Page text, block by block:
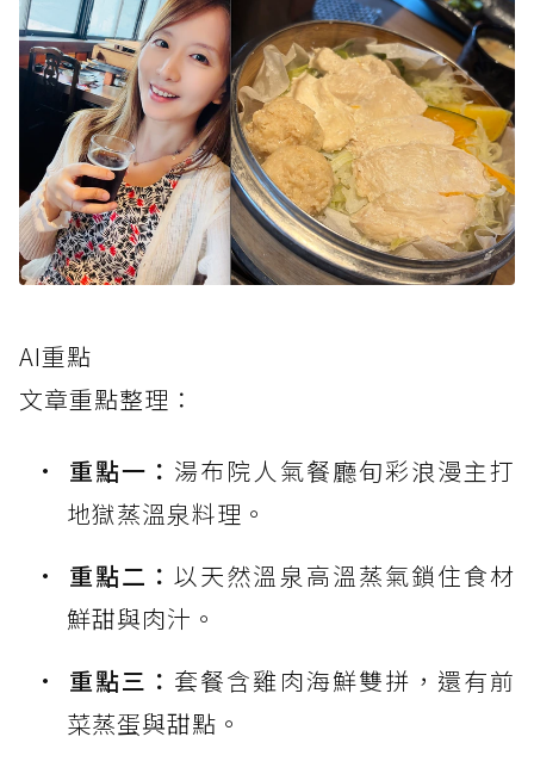
AI重點
文章重點整理：
重點一： 湯布院人氣餐廳旬彩浪漫主打
地獄蒸溫泉料理。
重點二：以天然溫泉高溫蒸氣鎖住食材
鮮甜與肉汁。
重點三： 套餐含雞肉海鮮雙拼，還有前
菜蒸蛋與甜點。